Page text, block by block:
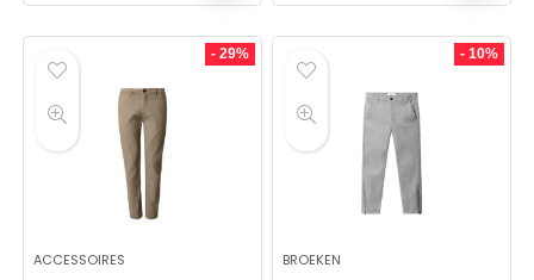
- 29%
ACCESSOIRES
- 10%
BROEKEN